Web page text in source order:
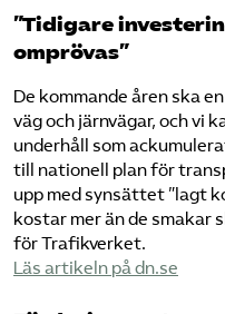
”Tidigare
omprövas”
De kommande åren ska
väg och järnvägar, och vi
underhåll som
till nationell plan för
upp med synsättet ”lagt
kostar mer än de smakar
för Trafikverket.
​Läs artikeln på dn.se​